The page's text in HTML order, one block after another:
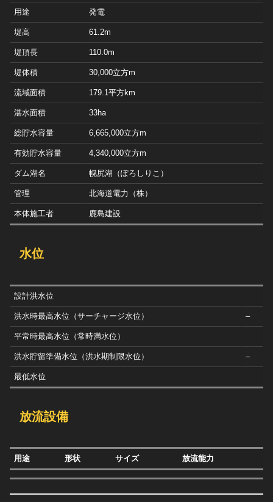
用途 発電
堤高 61.2m
堤頂長 110.0m
堤体積 30,000立方m
流域面積 179.1平方km
湛水面積 33ha
総貯水容量 6,665,000立方m
有効貯水容量 4,340,000立方m
ダム湖名 幌尻湖（ぽろしりこ）
管理 北海道電力（株）
本体施工者 鹿島建設
水位
設計洪水位
洪水時最高水位（サーチャージ水位） –
平常時最高水位（常時満水位）
洪水貯留準備水位（洪水期制限水位） –
最低水位
放流設備
用途 形状 サイズ 放流能力